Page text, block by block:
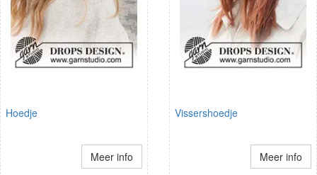
Hoedje
Meer info
Vissershoedje
Meer info